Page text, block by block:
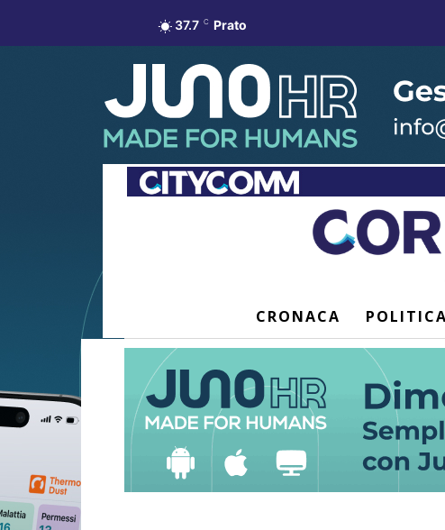
37.7 C Prato
CRONACA POLITICA